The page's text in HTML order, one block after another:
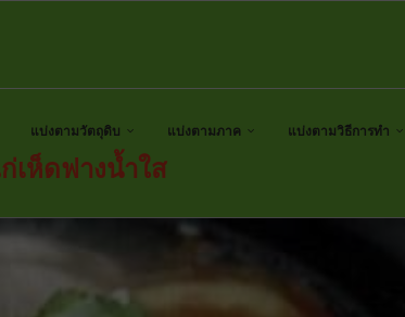
แบ่งตามวัตถุดิบ แบ่งตามภาค แบ่งตามวิธีการทำ
เห็ดฟางน้ำใส